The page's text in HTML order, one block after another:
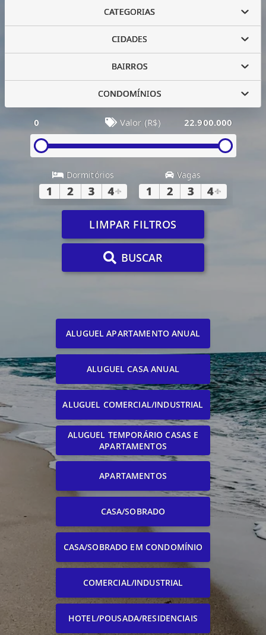
CATEGORIAS
CIDADES
BAIRROS
CONDOMÍNIOS
0 Valor (R$) 22.900.000
Dormitórios
1 2 3 4+
Vagas
1 2 3 4+
LIMPAR FILTROS
BUSCAR
ALUGUEL APARTAMENTO ANUAL
ALUGUEL CASA ANUAL
ALUGUEL COMERCIAL/INDUSTRIAL
ALUGUEL TEMPORÁRIO CASAS E
APARTAMENTOS
APARTAMENTOS
CASA/SOBRADO
CASA/SOBRADO EM CONDOMÍNIO
COMERCIAL/INDUSTRIAL
HOTEL/POUSADA/RESIDENCIAIS